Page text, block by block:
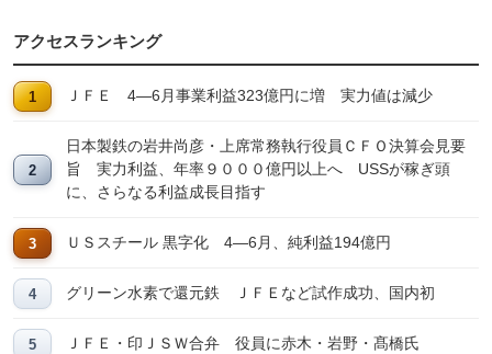
アクセスランキング
ＪＦＥ 4―6月事業利益323億円に増 実力値は減少
日本製鉄の岩井尚彦・上席常務執行役員ＣＦＯ決算会見要
旨 実力利益、年率９０００億円以上へ USSが稼ぎ頭
に、さらなる利益成長目指す
ＵＳスチール 黒字化 4―6月、純利益194億円
グリーン水素で還元鉄 ＪＦＥなど試作成功、国内初
ＪＦＥ・印ＪＳＷ合弁 役員に赤木・岩野・髙橋氏